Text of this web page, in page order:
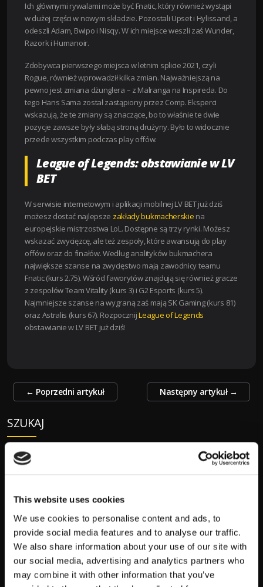
This website uses cookies
We use cookies to personalise content and ads, to
provide social media features and to analyse our traffic.
We also share information about your use of our site with
our social media, advertising and analytics partners who
may combine it with other information that you’ve
Ich głównymi rywalami może być Fnatic, który również wystąpi
w dużej części w nowym składzie. Pozostali Upset i Hylissand, a
odeszli Adam, Bwipo i Nisqy. W ich miejsce weszli zaś Wunder,
Razork i Humanoir.
Zdobywca pierwszego miejsca w letnim splicie 2021, czyli
Rogue, również wprowadził kilka zmian. Najważniejszą na
pewno jest zmiana dżunglera – z Malranga na Inspireda. Do
tego Hans Sama został zastąpiony przez Comp. Eksperci
wskazują, że te zmiany są znaczące, bo to właśnie te dwie
pozycje zawsze były słabą stroną drużyny. Było to widocznie
przede wszystkim podczas play offów.
League of Legends: obstawianie w LV
BET
W serwisie internetowym i aplikacji mobilnej LV BET już dziś
możesz dostać najlepsze zakłady bukmacherskie na
europejskie mistrzostwa LoL. Dostępne są trzy rynki. Możesz
wskazać zwycięzcę, ale też zespoły, które awansują do play
offów oraz do finałów. Według analityków bukmachera
największe szanse na zwycięstwo mają zawodnicy teamu
Fnatic (kurs 2.75). Wśród faworytów znajdują się również gracze
z zespołów Team Vitality (kurs 3) i G2 Esports (kurs 5).
Najmniejsze szanse na wygraną zaś mają SK Gaming (kurs 81)
oraz Astralis (kurs 67). RozpocznijLeague of Legends
obstawianie w LV BET już dziś!
Zobacz
← Poprzedni artykuł Następny artykuł →
SZUKAJ
POPULARNE:
Mecze Polski